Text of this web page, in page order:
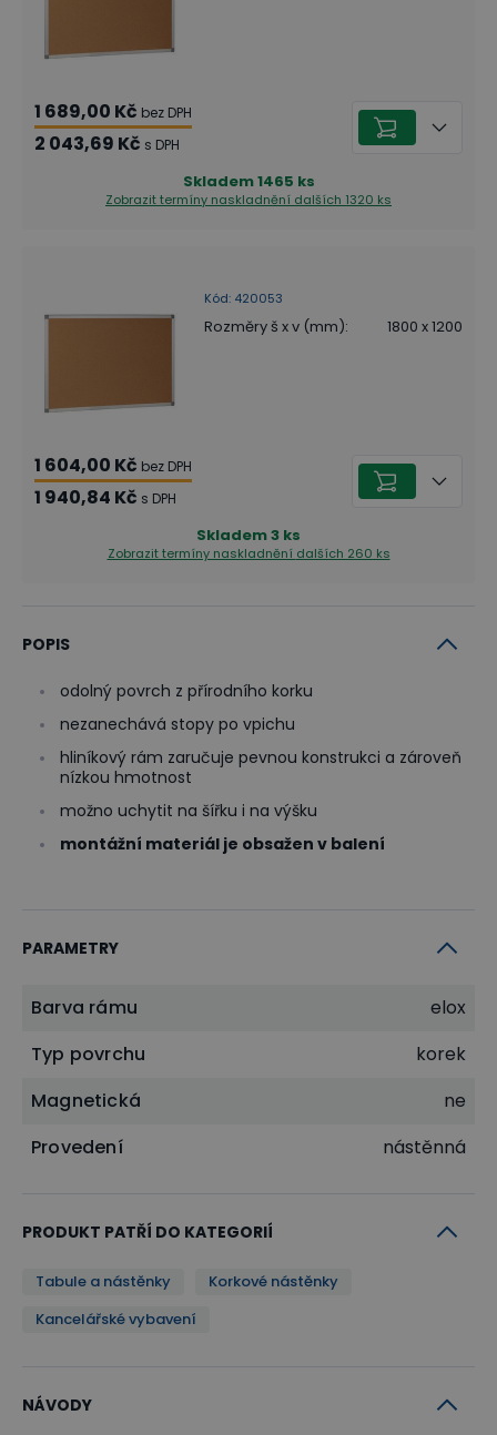
1 689,00 Kč bez DPH
2 043,69 Kč s DPH
Skladem1465 ks
Zobrazit termíny naskladnění dalších 1320 ks
Kód: 420053
Rozměry š x v (mm): 1800 x 1200
1 604,00 Kč bez DPH
1 940,84 Kč s DPH
Skladem3 ks
Zobrazit termíny naskladnění dalších 260 ks
POPIS
odolný povrch z přírodního korku
nezanechává stopy po vpichu
hliníkový rám zaručuje pevnou konstrukci a zároveň
nízkou hmotnost
možno uchytit na šířku i na výšku
montážní materiál je obsažen v balení
PARAMETRY
Barva rámu
elox
Typ povrchu
korek
Magnetická
ne
Provedení
nástěnná
PRODUKT PATŘÍ DO KATEGORIÍ
Tabule a nástěnky
Korkové nástěnky
Kancelářské vybavení
NÁVODY